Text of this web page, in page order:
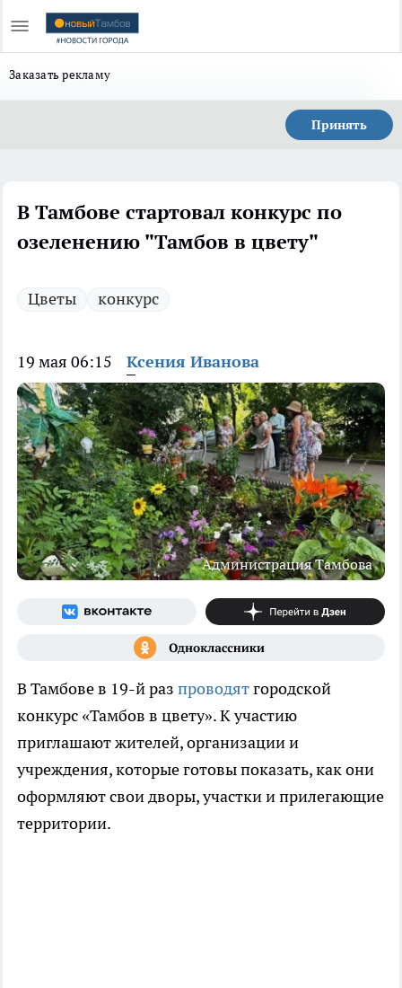
Заказать рекламу
Принять
В Тамбове стартовал конкурс по
озеленению "Тамбов в цвету"
Цветы конкурс
19 мая 06:15 Ксения Иванова
Администрация Тамбова
В Тамбове в 19-й раз проводятгородской
конкурс «Тамбов в цвету». К участию
приглашают жителей, организации и
учреждения, которые готовы показать, как они
оформляют свои дворы, участки и прилегающие
территории.